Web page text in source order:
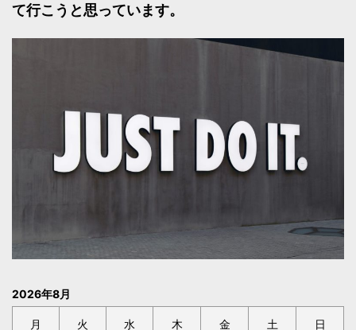
て行こうと思っています。
2026年8月
月 火 水 木 金 土 日